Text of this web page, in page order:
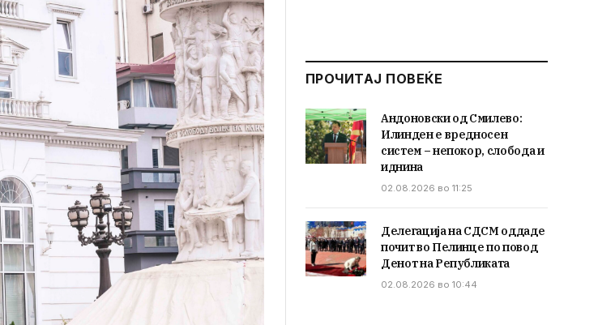
ПРОЧИТАЈ ПОВЕЌЕ
Андоновски од Смилево:
Илинден е вредносен
систем – непокор, слобода и
иднина
02.08.2026 во 11:25
Делегација на СДСМ оддаде
почит во Пелинце по повод
Денот на Републиката
02.08.2026 во 10:44